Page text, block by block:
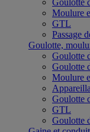
Goulotte
Moulure
GTL
Passage
Goulotte,
Goulotte
Goulotte
Moulure
Goulotte
GTL
Goulotte